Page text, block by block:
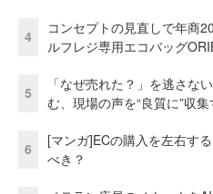
4
コンセプトの見直しで年商
ルフレジ専用エコバッグ
5
「なぜ売れた？」を逃さな
む、現場の声を“良質に”収
6
[マンガ]ECの購入を左右す
べき？